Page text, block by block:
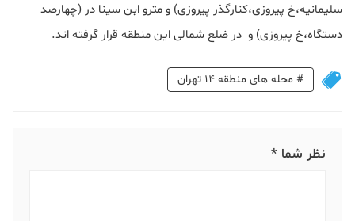
سلیمانیه،خ پیروزی،کنارگذر پیروزی) و مترو ابن سینا در (چهارصد
دستگاه،خ پیروزی) و در ضلع شمالی این منطقه قرار گرفته اند.
# محله های منطقه 14 تهران
نظر شما *